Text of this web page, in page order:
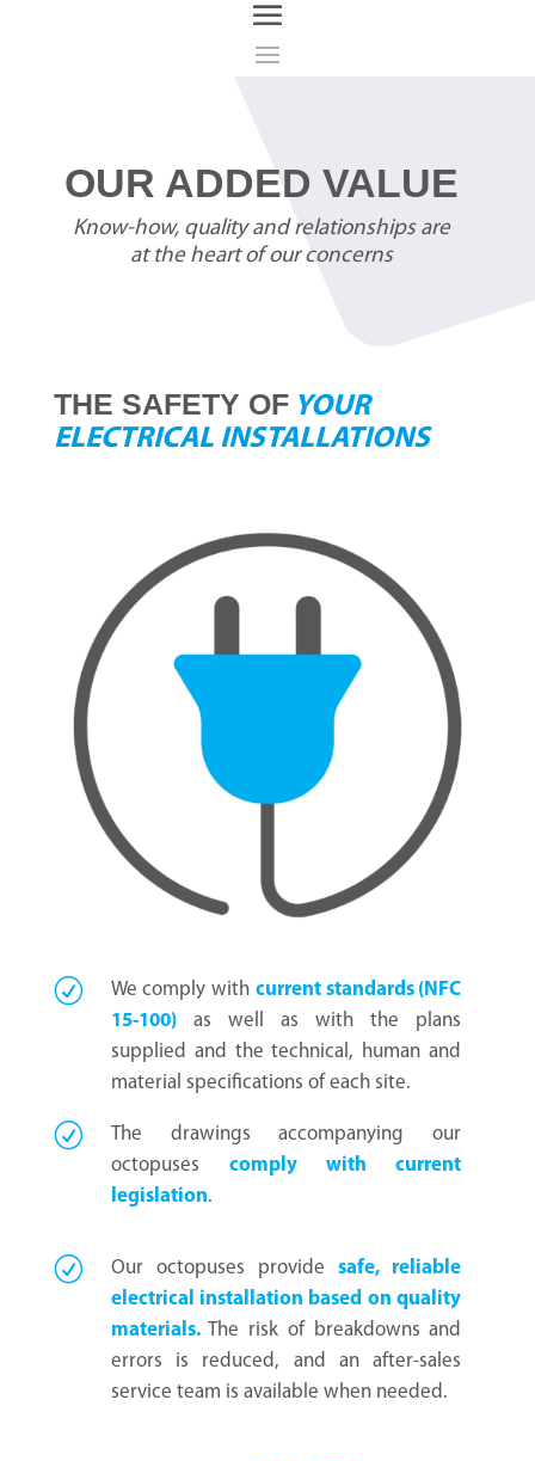
OUR ADDED VALUE
Know-how, quality and relationships are
at the heart of our concerns
THE SAFETY OFYOUR
ELECTRICAL INSTALLATIONS
We comply with current standards (NFC
15-100)
as well as with the plans
supplied and the technical, human and
material specifications of each site.
The drawings accompanying our
octopuses comply with current
legislation.
Our octopuses provide safe, reliable
electrical installation based on quality
materials.The risk of breakdowns and
errors is reduced, and an after-sales
service team is available when needed.